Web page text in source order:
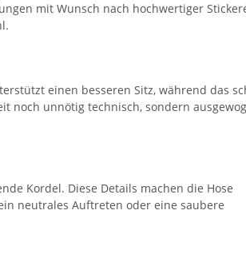
mit Wunsch nach hochwertiger
einen besseren Sitz, während das
noch unnötig technisch, sondern
Kordel. Diese Details machen die Hose
neutrales Auftreten oder eine saubere